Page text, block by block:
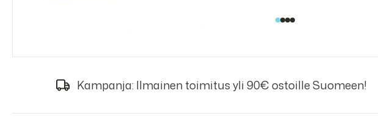
Kampanja: Ilmainen toimitus yli 90€ ostoille Suomeen!